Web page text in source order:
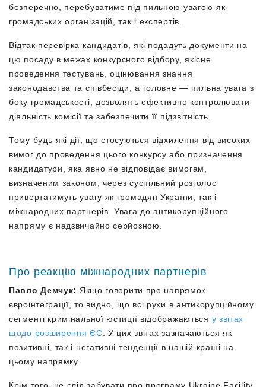
безперечно, перебуватиме під пильною увагою як
громадських організацій, так і експертів.
Відтак перевірка кандидатів, які подадуть документи на
цю посаду в межах конкурсного відбору, якісне
проведення тестувань, оцінювання знання
законодавства та співбесіди, а головне — пильна увага з
боку громадськості, дозволять ефективно контролювати
діяльність комісії та забезпечити її підзвітність.
Тому будь-які дії, що стосуються відхилення від високих
вимог до проведення цього конкурсу або призначення
кандидатури, яка явно не відповідає вимогам,
визначеним законом, через суспільний розголос
привертатимуть увагу як громадян України, так і
міжнародних партнерів. Увага до антикорупційного
напряму є надзвичайно серйозною.
Про реакцію міжнародних партнерів
Павло Демчук: Якщо говорити про напрямок
євроінтеграції, то видно, що всі рухи в антикорупційному
сегменті кримінальної юстиції відображаються у звітах
щодо розширення ЄС . У цих звітах зазначаються як
позитивні, так і негативні тенденції в нашій країні на
цьому напрямку.
Крім того, не слід забувати про програму Ukraine Facility